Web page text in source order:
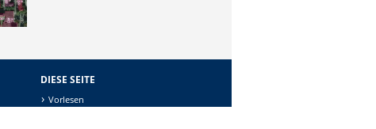
DIESE SEITE
Vorlesen